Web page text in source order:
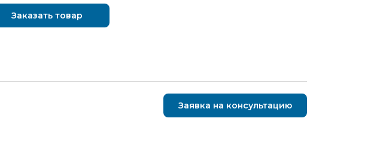
Заказать товар
Заявка на консультацию